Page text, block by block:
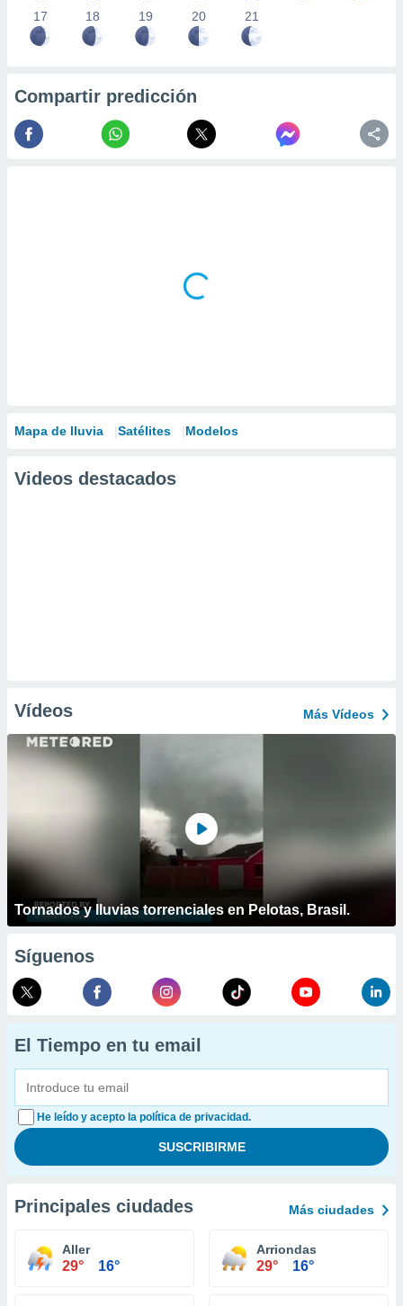
17 18 19 20 21
Compartir predicción
Mapa de lluvia Satélites Modelos
Videos destacados
Vídeos Más Vídeos
Tornados y lluvias torrenciales en Pelotas, Brasil.
Síguenos
El Tiempo en tu email
He leído y acepto la política de privacidad.
Principales ciudades Más ciudades
Aller
29° 16°
Arriondas
29° 16°